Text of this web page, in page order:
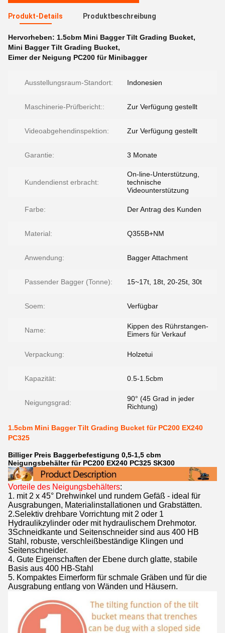
Produkt-Details Produktbeschreibung
Hervorheben: 1.5cbm Mini Bagger Tilt Grading Bucket,
Mini Bagger Tilt Grading Bucket,
Eimer der Neigung PC200 für Minibagger
Ausstellungsraum-Standort: Indonesien
Maschinerie-Prüfbericht:: Zur Verfügung gestellt
Videoabgehendinspektion: Zur Verfügung gestellt
Garantie: 3 Monate
Kundendienst erbracht:
On-line-Unterstützung,
technische
Videounterstützung
Farbe: Der Antrag des Kunden
Material: Q355B+NM
Anwendung: Bagger Attachment
Passender Bagger (Tonne): 15~17t, 18t, 20-25t, 30t
Soem: Verfügbar
Name:
Kippen des Rührstangen-
Eimers für Verkauf
Verpackung: Holzetui
Kapazität: 0.5-1.5cbm
Neigungsgrad:
90° (45 Grad in jeder
Richtung)
1.5cbm Mini Bagger Tilt Grading Bucket für PC200 EX240
PC325
Billiger Preis Baggerbefestigung 0,5-1,5 cbm
Neigungsbehälter für PC200 EX240 PC325 SK300
Vorteile des Neigungsbehälters:
1. mit 2 x 45° Drehwinkel und rundem Gefäß - ideal für
Ausgrabungen, Materialinstallationen und Grabstätten.
2.Selektiv drehbare Vorrichtung mit 2 oder 1
Hydraulikzylinder oder mit hydraulischem Drehmotor.
3Schneidkante und Seitenschneider sind aus 400 HB
Stahl, robuste, verschleißbeständige Klingen und
Seitenschneider.
4. Gute Eigenschaften der Ebene durch glatte, stabile
Basis aus 400 HB-Stahl
5. Kompaktes Eimerform für schmale Gräben und für die
Ausgrabung entlang von Wänden und Häusern.